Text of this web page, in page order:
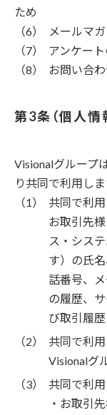
ため
メールマ
アンケー
お問い合
個人情
Visionalグループ
り共同で利用しま
共同で利
お取引先
ス・シス
す）の氏
話番号、
の履歴、
び取引履歴
共同で利
Visionalグ
共同で利
・お取引